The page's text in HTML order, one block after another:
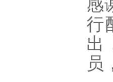
感
行
出
员